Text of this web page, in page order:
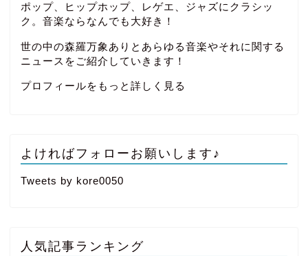
ポップ、ヒップホップ、レゲエ、ジャズにクラシッ
ク。音楽ならなんでも大好き！
世の中の森羅万象ありとあらゆる音楽やそれに関する
ニュースをご紹介していきます！
プロフィールをもっと詳しく見る
よければフォローお願いします♪
Tweets by kore0050
人気記事ランキング